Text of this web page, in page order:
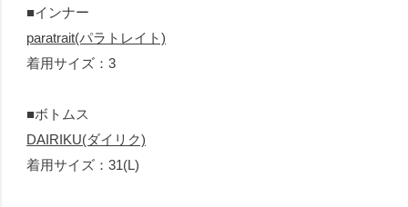
■インナー
paratrait(パラトレイト)
着用サイズ：3
■ボトムス
DAIRIKU(ダイリク)
着用サイズ：31(L)